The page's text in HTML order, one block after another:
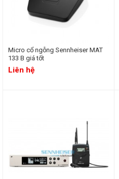
Micro cổ ngỗng Sennheiser MAT
133 B giá tốt
Liên hệ